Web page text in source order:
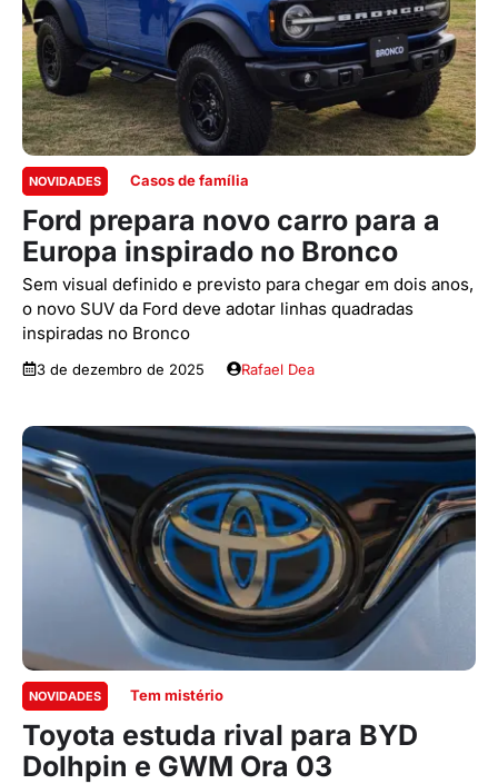
NOVIDADES Casos de família
Ford prepara novo carro para a
Europa inspirado no Bronco
Sem visual definido e previsto para chegar em dois anos,
o novo SUV da Ford deve adotar linhas quadradas
inspiradas no Bronco
3 de dezembro de 2025 Rafael Dea
NOVIDADES Tem mistério
Toyota estuda rival para BYD
Dolhpin e GWM Ora 03